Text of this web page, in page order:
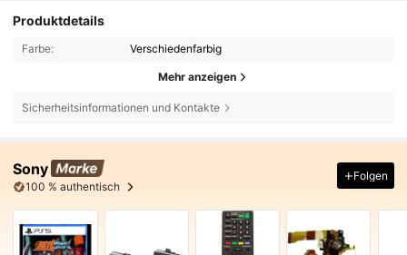
Produktdetails
Farbe: Verschiedenfarbig
Mehr anzeigen
Sicherheitsinformationen und Kontakte
Sony
100 % authentisch
Folgen